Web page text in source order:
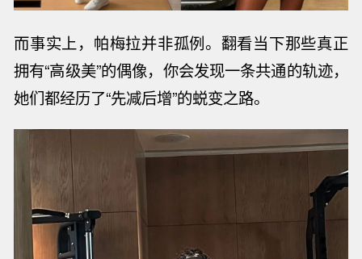
而事实上，帕梅拉并非孤例。翻看当下那些真正
拥有“高级美”的偶像，你会发现一条共通的轨迹，
她们都经历了“先减后增”的蜕变之路。